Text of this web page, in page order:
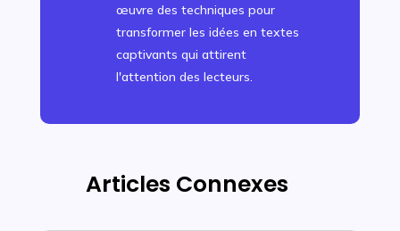
œuvre des techniques pour
transformer les idées en textes
captivants qui attirent
l'attention des lecteurs.
Articles Connexes